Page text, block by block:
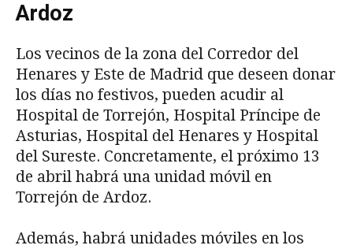
Ardoz
Los vecinos de la zona del Corredor del
Henares y Este de Madrid que deseen donar
los días no festivos, pueden acudir al
Hospital de Torrejón, Hospital Príncipe de
Asturias, Hospital del Henares y Hospital
del Sureste. Concretamente, el próximo 13
de abril habrá una unidad móvil en
Torrejón de Ardoz.
Además, habrá unidades móviles en los